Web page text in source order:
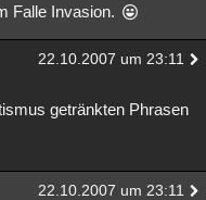
Falle Invasion.
22.10.2007 um 23:11
getränkten Phrasen
22.10.2007 um 23:11